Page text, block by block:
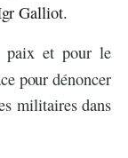
Galliot.
paix et pour le
pour dénoncer
militaires dans